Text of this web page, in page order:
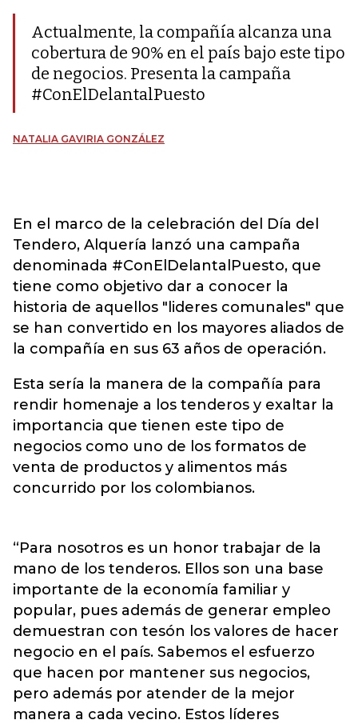
Actualmente, la compañía alcanza una
cobertura de 90% en el país bajo este tipo
de negocios. Presenta la campaña
#ConElDelantalPuesto
NATALIA GAVIRIA GONZÁLEZ
En el marco de la celebración del Día del
Tendero, Alquería lanzó una campaña
denominada #ConElDelantalPuesto, que
tiene como objetivo dar a conocer la
historia de aquellos "lideres comunales" que
se han convertido en los mayores aliados de
la compañía en sus 63 años de operación.
Esta sería la manera de la compañía para
rendir homenaje a los tenderos y exaltar la
importancia que tienen este tipo de
negocios como uno de los formatos de
venta de productos y alimentos más
concurrido por los colombianos.
“Para nosotros es un honor trabajar de la
mano de los tenderos. Ellos son una base
importante de la economía familiar y
popular, pues además de generar empleo
demuestran con tesón los valores de hacer
negocio en el país. Sabemos el esfuerzo
que hacen por mantener sus negocios,
pero además por atender de la mejor
manera a cada vecino. Estos líderes